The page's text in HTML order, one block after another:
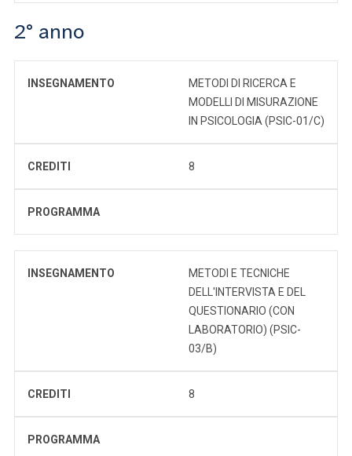
2° anno
INSEGNAMENTO
METODI DI RICERCA E
MODELLI DI MISURAZIONE
IN PSICOLOGIA (PSIC-01/C)
CREDITI 8
PROGRAMMA
INSEGNAMENTO
METODI E TECNICHE
DELL'INTERVISTA E DEL
QUESTIONARIO (CON
LABORATORIO) (PSIC-
03/B)
CREDITI 8
PROGRAMMA